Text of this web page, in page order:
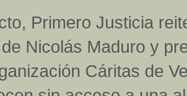
Primero Justicia
Nicolás Maduro y
Cáritas de